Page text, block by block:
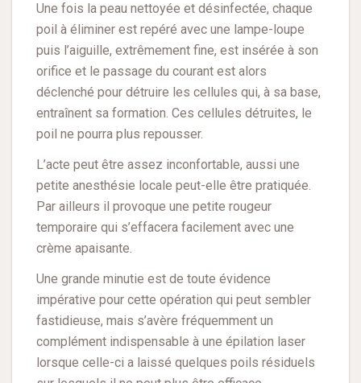
Une fois la peau nettoyée et désinfectée, chaque
poil à éliminer est repéré avec une lampe-loupe
puis l’aiguille, extrêmement fine, est insérée à son
orifice et le passage du courant est alors
déclenché pour détruire les cellules qui, à sa base,
entraînent sa formation. Ces cellules détruites, le
poil ne pourra plus repousser.
L’acte peut être assez inconfortable, aussi une
petite anesthésie locale peut-elle être pratiquée.
Par ailleurs il provoque une petite rougeur
temporaire qui s’effacera facilement avec une
crème apaisante.
Une grande minutie est de toute évidence
impérative pour cette opération qui peut sembler
fastidieuse, mais s’avère fréquemment un
complément indispensable à une épilation laser
lorsque celle-ci a laissé quelques poils résiduels